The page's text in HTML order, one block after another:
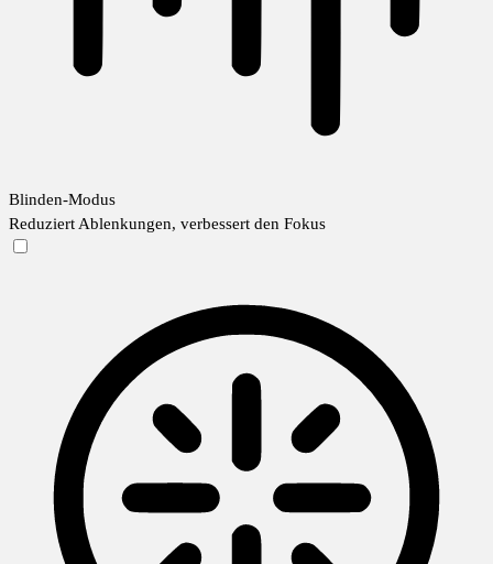
Blinden-Modus
Reduziert Ablenkungen, verbessert den Fokus